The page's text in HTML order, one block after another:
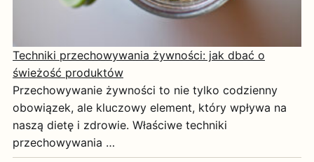
Techniki przechowywania żywności: jak dbać o
świeżość produktów
Przechowywanie żywności to nie tylko codzienny
obowiązek, ale kluczowy element, który wpływa na
naszą dietę i zdrowie. Właściwe techniki
przechowywania …